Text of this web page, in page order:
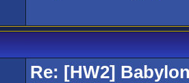
Re: [HW2]